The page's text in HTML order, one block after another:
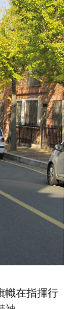
幟在指揮行